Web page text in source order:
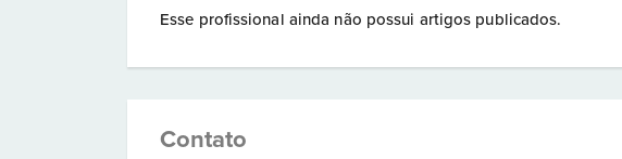
Esse profissional ainda não possui artigos publicados.
Contato